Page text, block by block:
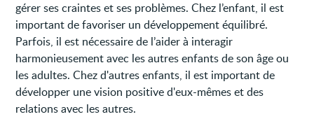
gérer ses craintes et ses problèmes. Chez l’enfant, il est
important de favoriser un développement équilibré.
Parfois, il est nécessaire de l’aider à interagir
harmonieusement avec les autres enfants de son âge ou
les adultes. Chez d'autres enfants, il est important de
développer une vision positive d'eux-mêmes et des
relations avec les autres.